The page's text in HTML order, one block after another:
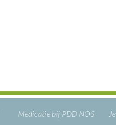
Medicatie bij PDD NOS